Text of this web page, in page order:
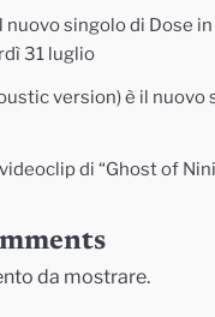
nuovo singolo di Dose
31 luglio
version) è il nuovo
di “Ghost of
da mostrare.